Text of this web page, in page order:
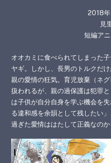
2018
見
短編ア
オオカミに食べられてしまった
ヤギ。しかし、長男のトルクだ
親の愛情の狂気。育児放棄（ネ
扱われるが、親の過保護は犯罪
は子供が自分自身を学ぶ機会を
る違和感を余韻として残したい
過ぎた愛情ははたして正義なのか